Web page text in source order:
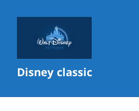
Disney classic